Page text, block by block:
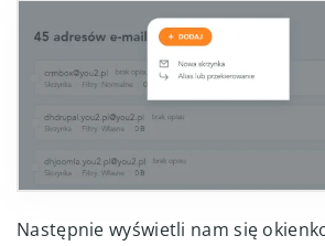
Następnie wyświetli nam się